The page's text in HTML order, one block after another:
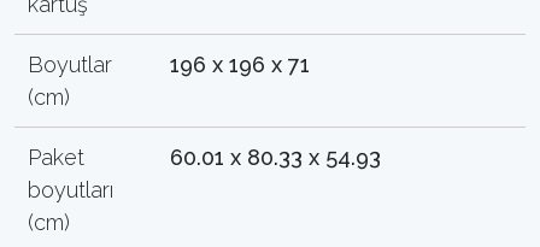
Boyutlar
(cm)
196 x 196 x 71
Paket
boyutları
(cm)
60.01 x 80.33 x 54.93